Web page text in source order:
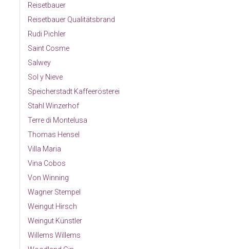
Reisetbauer
Reisetbauer Qualitätsbrand
Rudi Pichler
Saint Cosme
Salwey
Sol y Nieve
Speicherstadt Kaffeerösterei
Stahl Winzerhof
Terre di Montelusa
Thomas Hensel
Villa Maria
Vina Cobos
Von Winning
Wagner Stempel
Weingut Hirsch
Weingut Künstler
Willems Willems